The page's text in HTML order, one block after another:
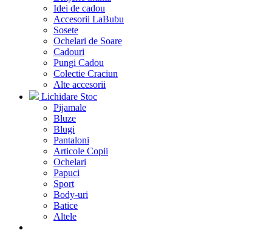
Idei de cadou
Accesorii LaBubu
Sosete
Ochelari de Soare
Cadouri
Pungi Cadou
Colectie Craciun
Alte accesorii
Lichidare Stoc
Pijamale
Bluze
Blugi
Pantaloni
Articole Copii
Ochelari
Papuci
Sport
Body-uri
Batice
Altele